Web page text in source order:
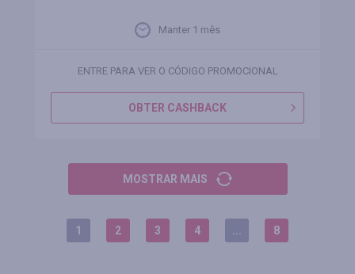
Manter 1 mês
ENTRE PARA VER O CÓDIGO PROMOCIONAL
OBTER CASHBACK
MOSTRAR MAIS
1 2 3 4 8